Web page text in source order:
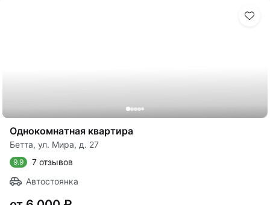
Однокомнатная квартира
Бетта, ул. Мира, д. 27
9.9
7 отзывов
Автостоянка